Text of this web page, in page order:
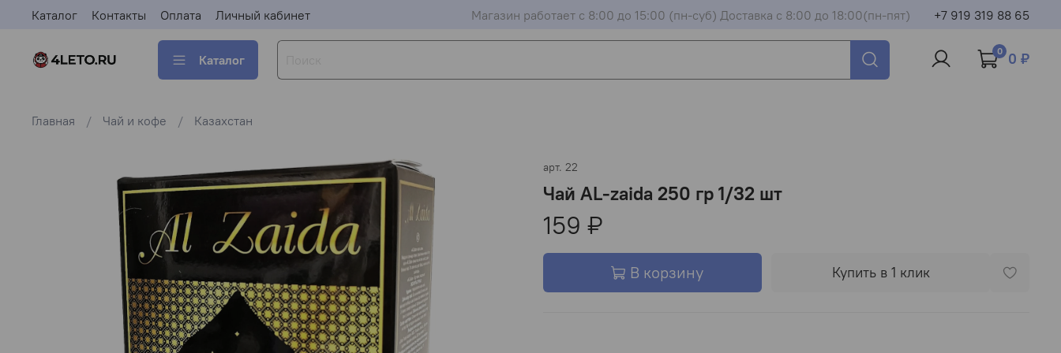
Каталог Контакты Оплата Личный кабинет Магазин работает с 8:00 до 15:00 (пн-суб) Доставка с 8:00 до 18:00(пн-пят) +7 919 319 88 65
Каталог
0 0 ₽
Главная Чай и кофе Казахстан
арт. 22
Чай AL-zaida 250 гр 1/32 шт
159 ₽
В корзину Купить в 1 клик